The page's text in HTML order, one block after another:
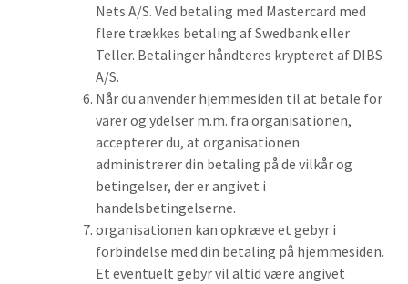
Nets A/S. Ved betaling med Mastercard med
flere trækkes betaling af Swedbank eller
Teller. Betalinger håndteres krypteret af DIBS
A/S.
Når du anvender hjemmesiden til at betale for
varer og ydelser m.m. fra organisationen,
accepterer du, at organisationen
administrerer din betaling på de vilkår og
betingelser, der er angivet i
handelsbetingelserne.
organisationen kan opkræve et gebyr i
forbindelse med din betaling på hjemmesiden.
Et eventuelt gebyr vil altid være angivet